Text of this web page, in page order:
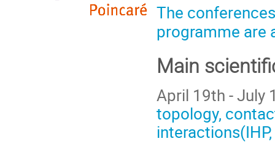
The
programme are
Main
April 19th - July
topology,